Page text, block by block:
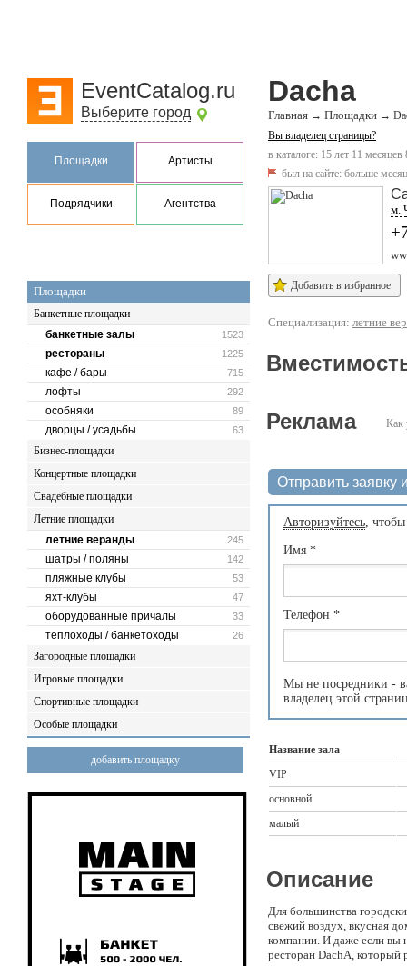
EventCatalog.ru
Выберите город
Площадки Артисты
Подрядчики Агентства
Площадки
Банкетные площадки
1523
банкетные залы
1225
рестораны
715
кафе / бары
292
лофты
89
особняки
63
дворцы / усадьбы
Бизнес-площадки
Концертные площадки
Свадебные площадки
Летние площадки
245
летние веранды
142
шатры / поляны
53
пляжные клубы
47
яхт-клубы
33
оборудованные причалы
26
теплоходы / банкетоходы
Загородные площадки
Игровые площадки
Спортивные площадки
Особые площадки
добавить площадку
Dacha
Главная → Площадки →
Вы владелец страницы?
в каталоге: 15 лет 11 месяцев
был на сайте: больше
м.
Добавить в избранное
Специализация: летние
Как
Реклама
Отправить заявку
Авторизуйтесь,
Имя *
Телефон *
Мы не посредники -
владелец этой
Название зала
VIP
основной
малый
Описание
Для большинства
свежий воздух, вкусная
компании. И даже если вы
ресторан DachA, который